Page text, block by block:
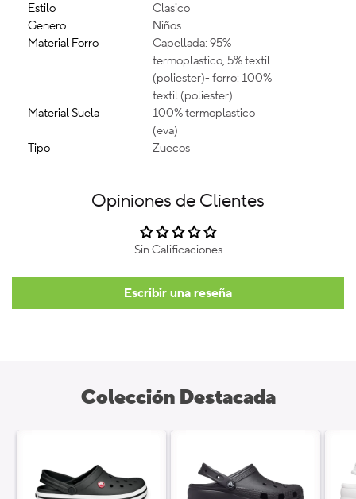
Estilo
Clasico
Genero
Niños
Material Forro
Capellada: 95%
termoplastico, 5% textil
(poliester)- forro: 100%
textil (poliester)
Material Suela
100% termoplastico
(eva)
Tipo
Zuecos
Opiniones de Clientes
Sin Calificaciones
Escribir una reseña
Colección Destacada